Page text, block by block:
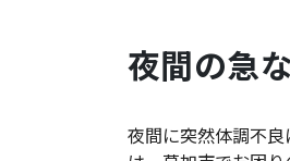
夜間の急
夜間に突然体調不